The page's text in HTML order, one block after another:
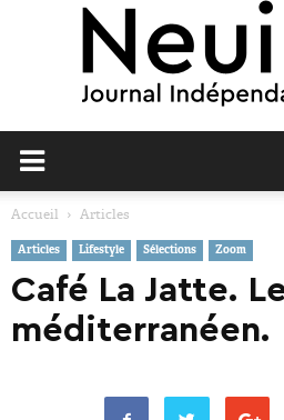
Accueil Articles
Articles Lifestyle Sélections Zoom
Café La Jatte.
méditerranéen.